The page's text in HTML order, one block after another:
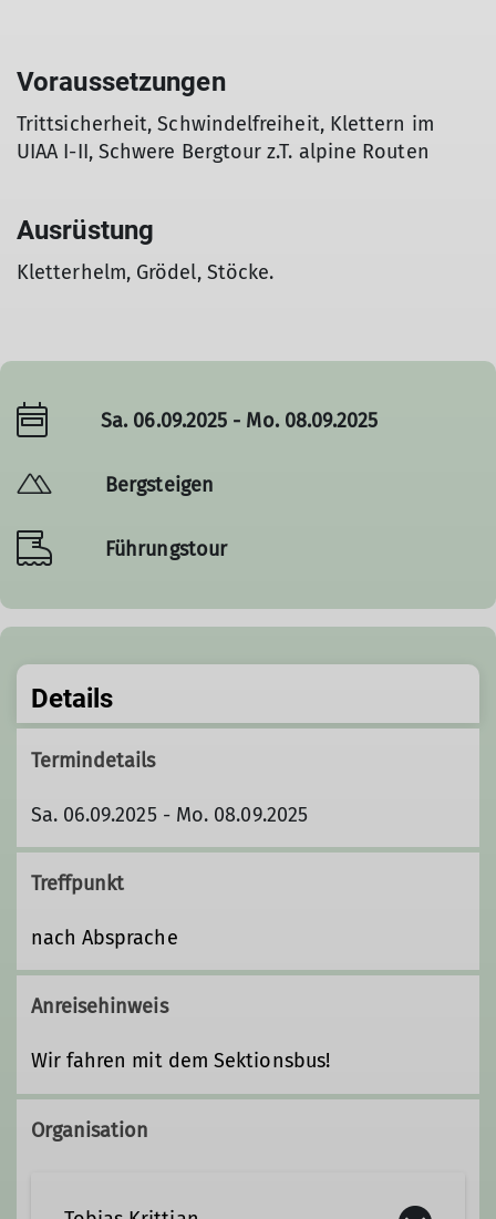
Voraussetzungen
Trittsicherheit, Schwindelfreiheit, Klettern im
UIAA I-II, Schwere Bergtour z.T. alpine Routen
Ausrüstung
Kletterhelm, Grödel, Stöcke.
Sa. 06.09.2025 - Mo. 08.09.2025
Bergsteigen
Führungstour
Details
Termindetails
Sa. 06.09.2025 - Mo. 08.09.2025
Treffpunkt
nach Absprache
Anreisehinweis
Wir fahren mit dem Sektionsbus!
Organisation